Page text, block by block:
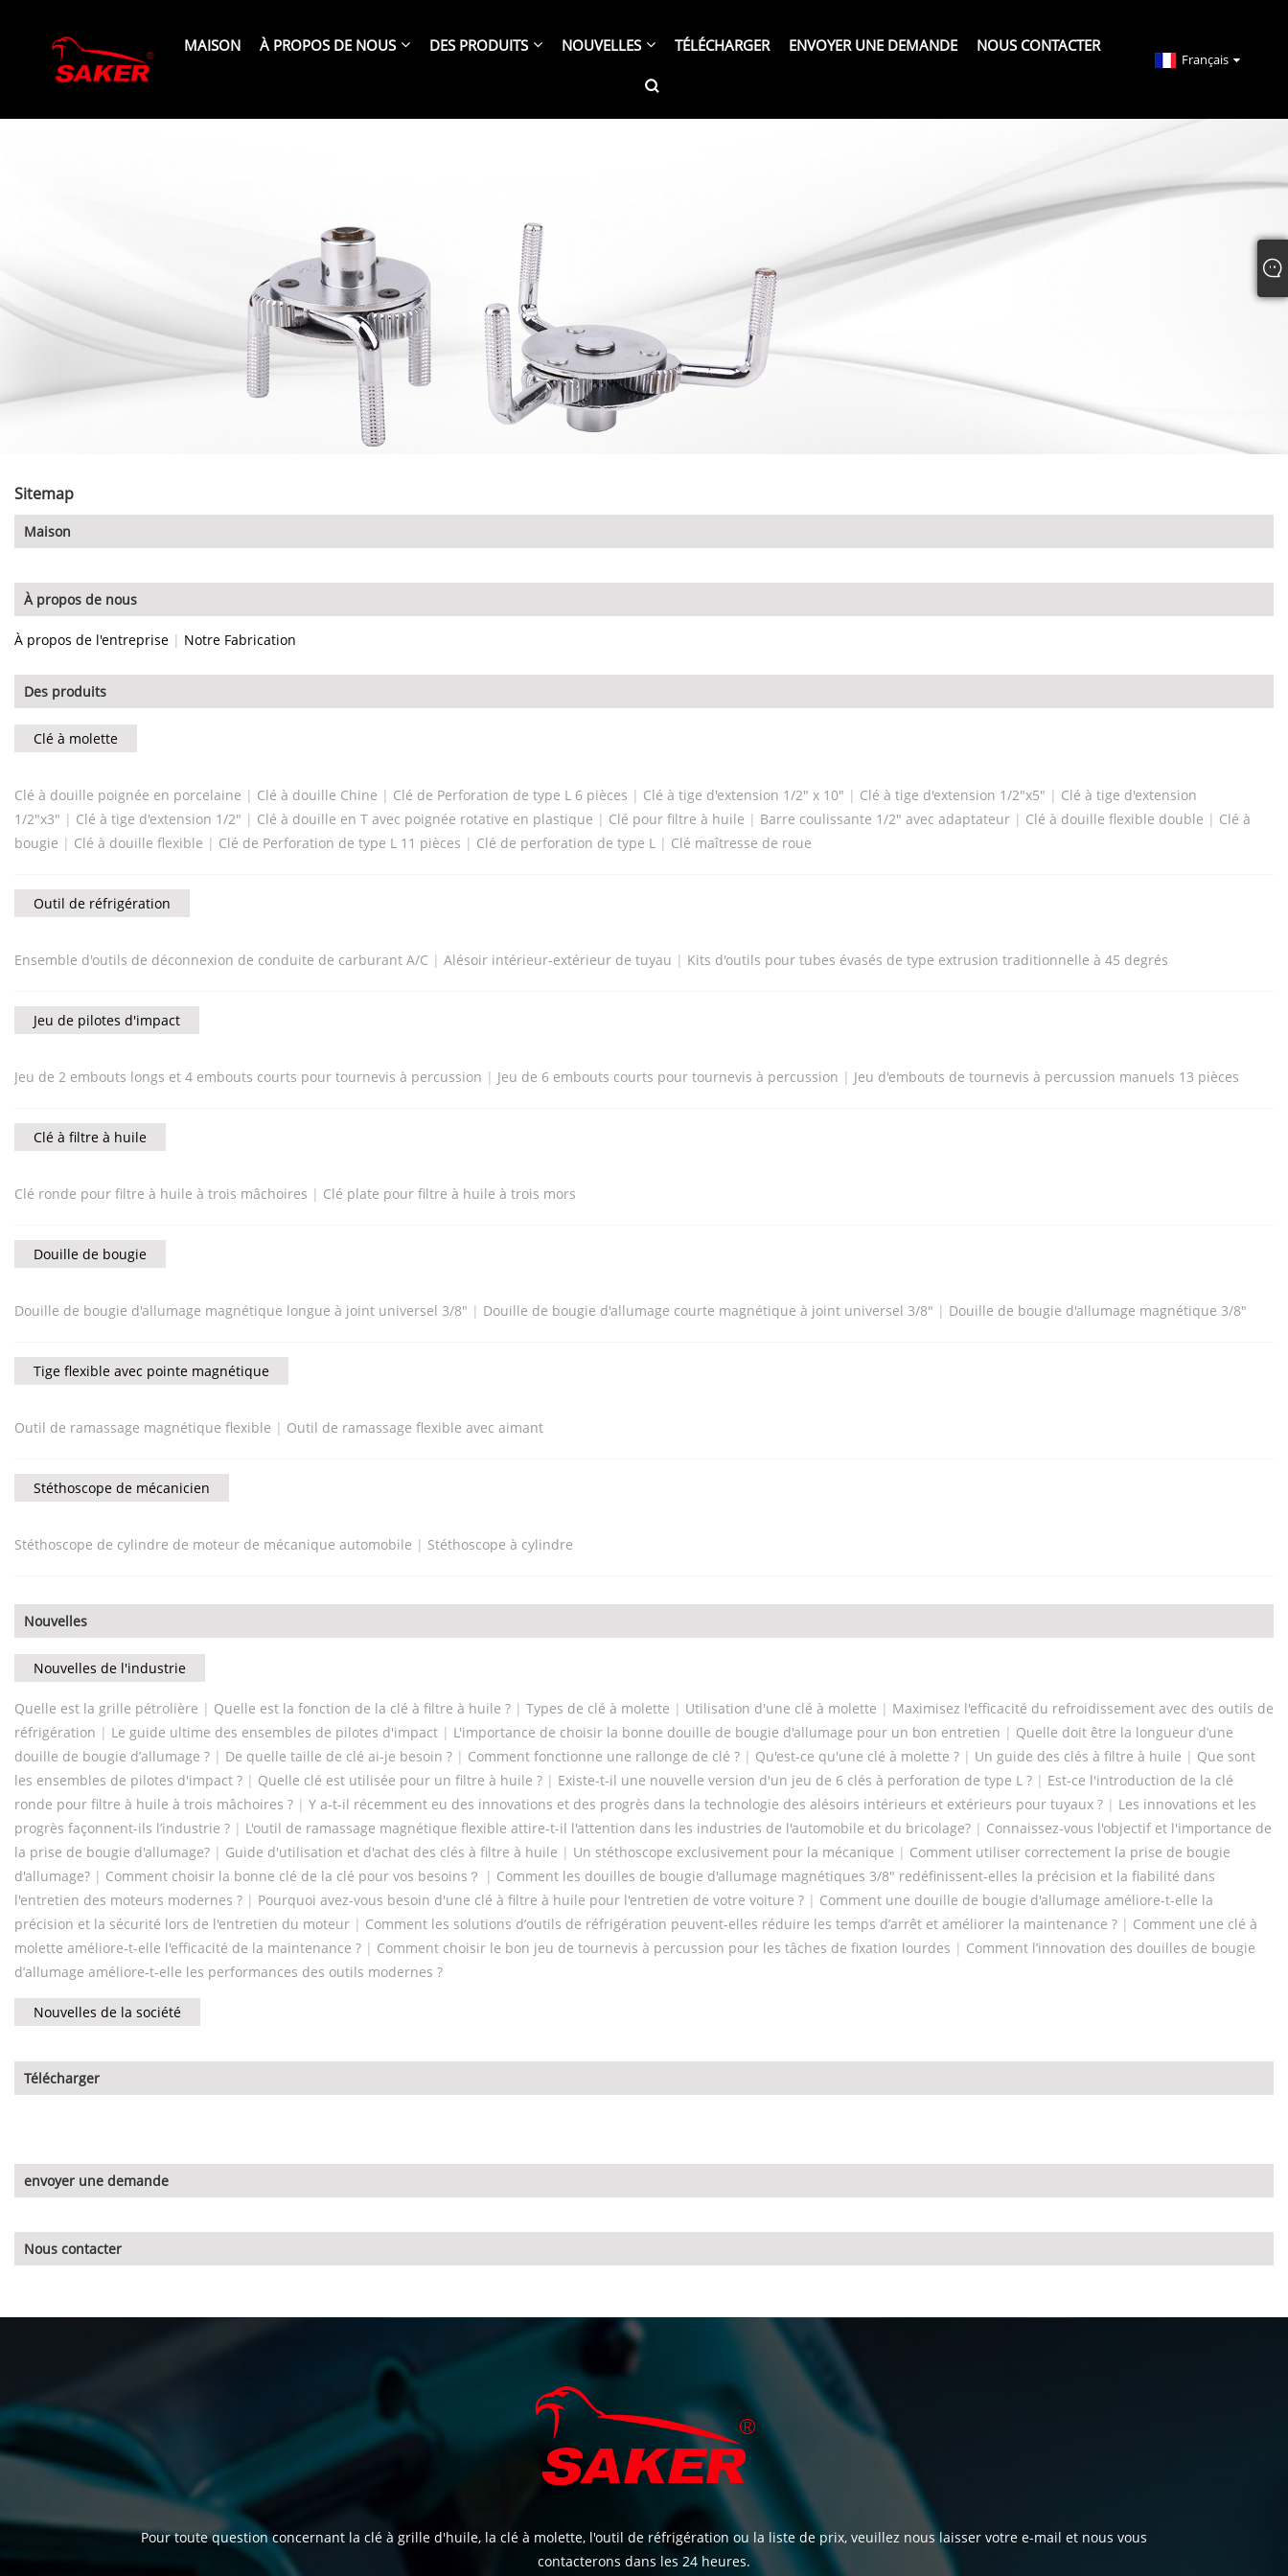
MAISON À PROPOS DE NOUS DES PRODUITS NOUVELLES TÉLÉCHARGER ENVOYER UNE DEMANDE NOUS CONTACTER
Français
Sitemap
Maison
À propos de nous
À propos de l'entreprise | Notre Fabrication
Des produits
Clé à molette
Clé à douille poignée en porcelaine | Clé à douille Chine | Clé de Perforation de type L 6 pièces | Clé à tige d'extension 1/2" x 10" | Clé à tige d'extension 1/2"x5" | Clé à tige d'extension
1/2"x3" | Clé à tige d'extension 1/2" | Clé à douille en T avec poignée rotative en plastique | Clé pour filtre à huile | Barre coulissante 1/2" avec adaptateur | Clé à douille flexible double | Clé à
bougie | Clé à douille flexible | Clé de Perforation de type L 11 pièces | Clé de perforation de type L | Clé maîtresse de roue
Outil de réfrigération
Ensemble d'outils de déconnexion de conduite de carburant A/C | Alésoir intérieur-extérieur de tuyau | Kits d'outils pour tubes évasés de type extrusion traditionnelle à 45 degrés
Jeu de pilotes d'impact
Jeu de 2 embouts longs et 4 embouts courts pour tournevis à percussion | Jeu de 6 embouts courts pour tournevis à percussion | Jeu d'embouts de tournevis à percussion manuels 13 pièces
Clé à filtre à huile
Clé ronde pour filtre à huile à trois mâchoires | Clé plate pour filtre à huile à trois mors
Douille de bougie
Douille de bougie d'allumage magnétique longue à joint universel 3/8" | Douille de bougie d'allumage courte magnétique à joint universel 3/8" | Douille de bougie d'allumage magnétique 3/8"
Tige flexible avec pointe magnétique
Outil de ramassage magnétique flexible | Outil de ramassage flexible avec aimant
Stéthoscope de mécanicien
Stéthoscope de cylindre de moteur de mécanique automobile | Stéthoscope à cylindre
Nouvelles
Nouvelles de l'industrie
Quelle est la grille pétrolière | Quelle est la fonction de la clé à filtre à huile ? | Types de clé à molette | Utilisation d'une clé à molette | ​Maximisez l'efficacité du refroidissement avec des outils de
réfrigération | Le guide ultime des ensembles de pilotes d'impact | L'importance de choisir la bonne douille de bougie d'allumage pour un bon entretien | Quelle doit être la longueur d’une
douille de bougie d’allumage ? | De quelle taille de clé ai-je besoin ? | Comment fonctionne une rallonge de clé ? | Qu'est-ce qu'une clé à molette ? | Un guide des clés à filtre à huile | Que sont
les ensembles de pilotes d'impact ? | Quelle clé est utilisée pour un filtre à huile ? | Existe-t-il une nouvelle version d'un jeu de 6 clés à perforation de type L ? | Est-ce l'introduction de la clé
ronde pour filtre à huile à trois mâchoires ? | Y a-t-il récemment eu des innovations et des progrès dans la technologie des alésoirs intérieurs et extérieurs pour tuyaux ? | Les innovations et les
progrès façonnent-ils l’industrie ? | L'outil de ramassage magnétique flexible attire-t-il l'attention dans les industries de l'automobile et du bricolage? | Connaissez-vous l'objectif et l'importance de
la prise de bougie d'allumage? | Guide d'utilisation et d'achat des clés à filtre à huile | Un stéthoscope exclusivement pour la mécanique | Comment utiliser correctement la prise de bougie
d'allumage? | Comment choisir la bonne clé de la clé pour vos besoins？ | Comment les douilles de bougie d'allumage magnétiques 3/8" redéfinissent-elles la précision et la fiabilité dans
l'entretien des moteurs modernes ? | Pourquoi avez-vous besoin d'une clé à filtre à huile pour l'entretien de votre voiture ? | Comment une douille de bougie d'allumage améliore-t-elle la
précision et la sécurité lors de l'entretien du moteur | Comment les solutions d’outils de réfrigération peuvent-elles réduire les temps d’arrêt et améliorer la maintenance ? | Comment une clé à
molette améliore-t-elle l'efficacité de la maintenance ? | Comment choisir le bon jeu de tournevis à percussion pour les tâches de fixation lourdes | Comment l’innovation des douilles de bougie
d’allumage améliore-t-elle les performances des outils modernes ?
Nouvelles de la société
Télécharger
envoyer une demande
Nous contacter
Pour toute question concernant la clé à grille d'huile, la clé à molette, l'outil de réfrigération ou la liste de prix, veuillez nous laisser votre e-mail et nous vous
contacterons dans les 24 heures.